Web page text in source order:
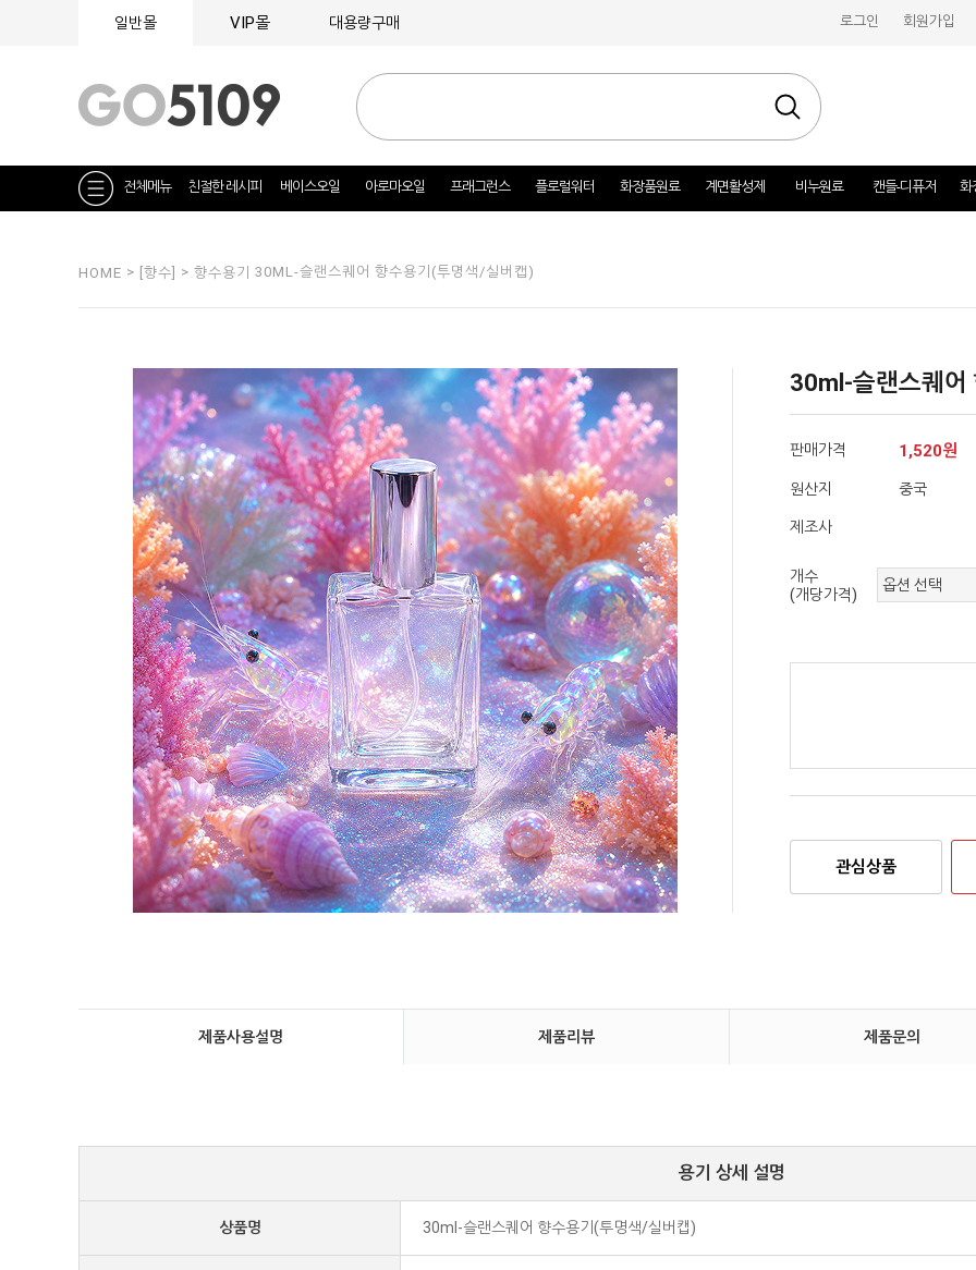
일반몰 VIP몰 대용량구매 로그인 회원가입
전체메뉴 친절한 레시피 베이스오일 아로마오일 프래그런스 플로럴워터 화장품원료 계면활성제 비누원료 캔들-디퓨저 화
HOME > [향수] > 향수용기 30ML-슬랜스퀘어 향수용기(투명색/실버캡)
30ml-슬랜스퀘어
판매가격 1,520원
원산지 중국
제조사
개수
(개당가격)
관심상품
제품사용설명 제품리뷰 제품문의
용기 상세 설명
상품명 30ml-슬랜스퀘어 향수용기(투명색/실버캡)